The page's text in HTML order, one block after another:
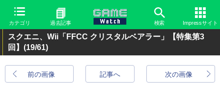
カテゴリ 過去記事 検索 Impressサイト
スクエニ、Wii「FFCC クリスタルベアラー」【特集第3
回】 (19/61)
前の画像 次の画像
記事へ